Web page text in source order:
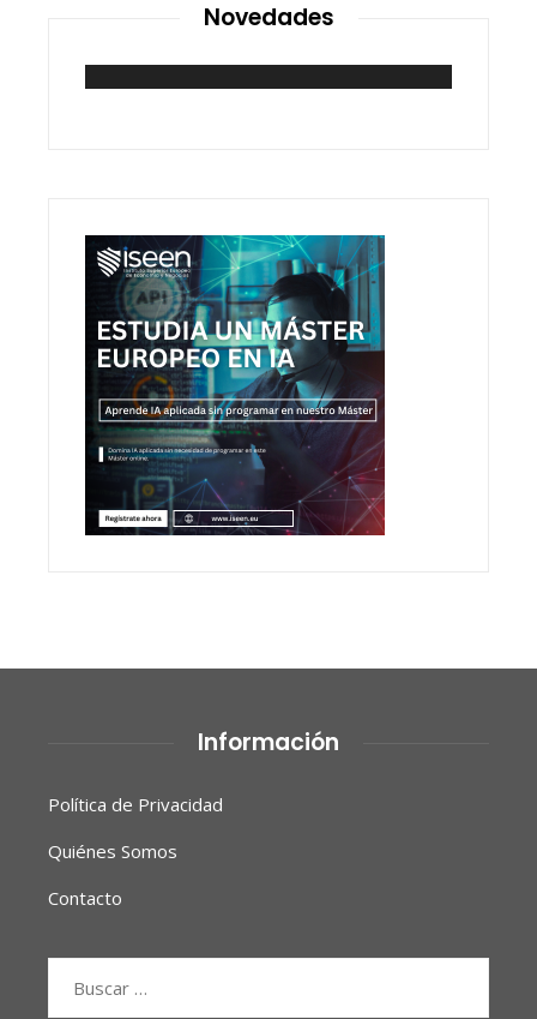
Novedades
Información
Política de Privacidad
Quiénes Somos
Contacto